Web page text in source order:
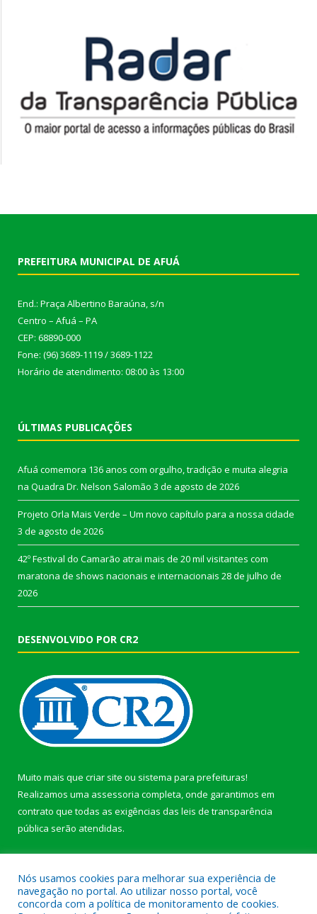
PREFEITURA MUNICIPAL DE AFUÁ
End.: Praça Albertino Baraúna, s/n
Centro – Afuá – PA
CEP: 68890-000
Fone: (96) 3689-1119 / 3689-1122
Horário de atendimento: 08:00 às 13:00
ÚLTIMAS PUBLICAÇÕES
Afuá comemora 136 anos com orgulho, tradição e muita alegria
na Quadra Dr. Nelson Salomão 3 de agosto de 2026
Projeto Orla Mais Verde – Um novo capítulo para a nossa cidade
3 de agosto de 2026
42º Festival do Camarão atrai mais de 20 mil visitantes com
maratona de shows nacionais e internacionais 28 de julho de
2026
DESENVOLVIDO POR CR2
Muito mais que criar site ou sistema para prefeituras!
Realizamos uma assessoria completa, onde garantimos em
contrato que todas as exigências das leis de transparência
pública serão atendidas.
Nós usamos cookies para melhorar sua experiência de
navegação no portal. Ao utilizar nosso portal, você
concorda com a política de monitoramento de cookies.